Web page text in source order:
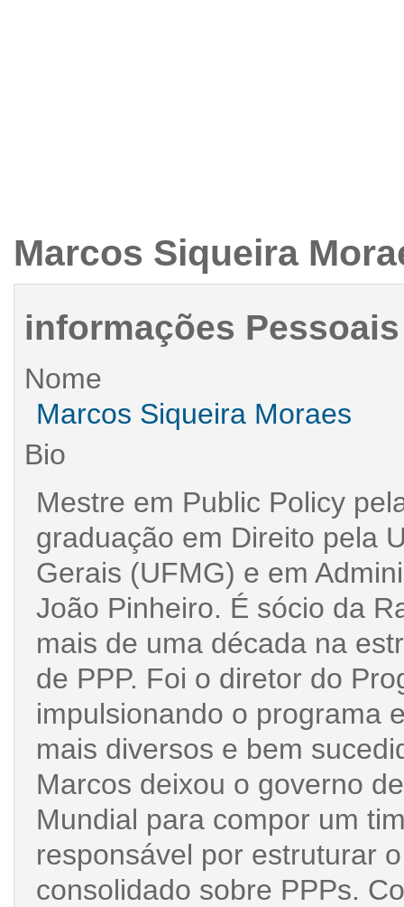
Marcos Siqueira
informações Pessoais
Nome
Marcos Siqueira Moraes
Bio
Mestre em Public Policy
graduação em Direito pela
Gerais (UFMG) e em
João Pinheiro. É sócio da
mais de uma década na
de PPP. Foi o diretor do
impulsionando o programa
mais diversos e bem
Marcos deixou o governo
Mundial para compor um
responsável por estruturar
consolidado sobre PPPs.